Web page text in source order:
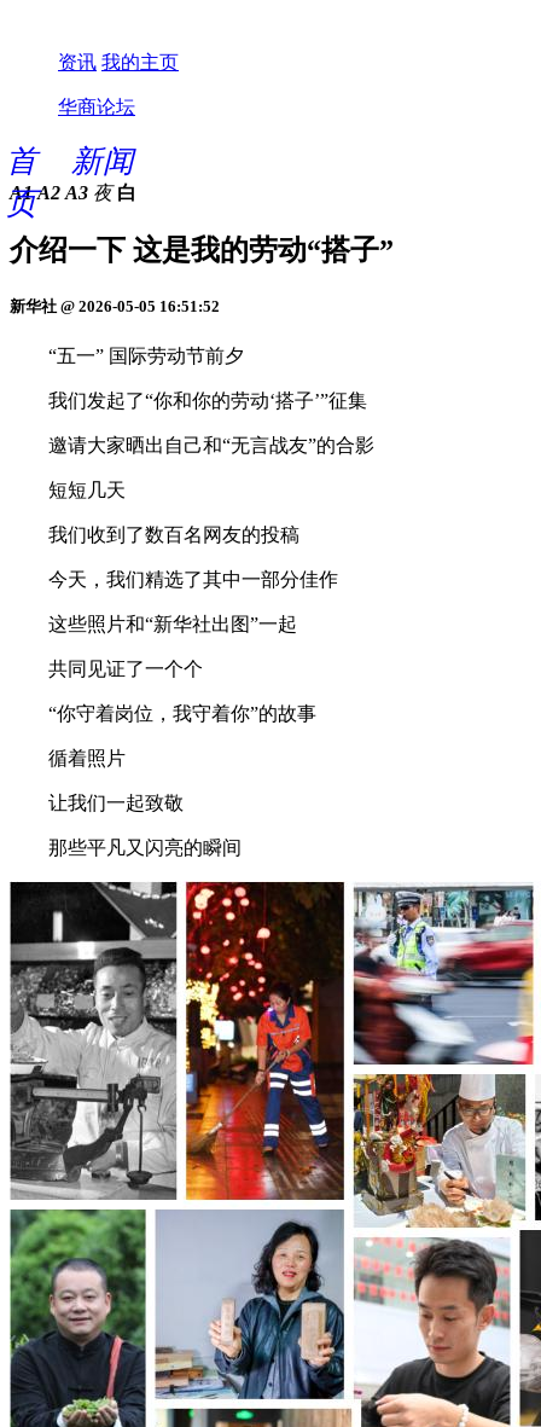
资讯 我的主页
华商论坛
首
页
新闻
A1 A2 A3 夜 白
介绍一下 这是我的劳动“搭子”
新华社 @ 2026-05-05 16:51:52
“五一” 国际劳动节前夕
我们发起了“你和你的劳动‘搭子’”征集
邀请大家晒出自己和“无言战友”的合影
短短几天
我们收到了数百名网友的投稿
今天，我们精选了其中一部分佳作
这些照片和“新华社出图”一起
共同见证了一个个
“你守着岗位，我守着你”的故事
循着照片
让我们一起致敬
那些平凡又闪亮的瞬间